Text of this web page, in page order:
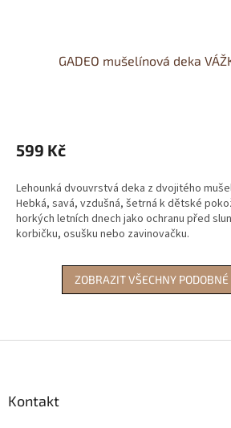
GADEO mušelínová deka
599 Kč
Lehounká dvouvrstvá deka z dvojitého
Hebká, savá, vzdušná, šetrná k dětské
horkých letních dnech jako ochranu před
korbičku, osušku nebo zavinovačku.
ZOBRAZIT VŠECHNY PODOBNÉ
Kontakt